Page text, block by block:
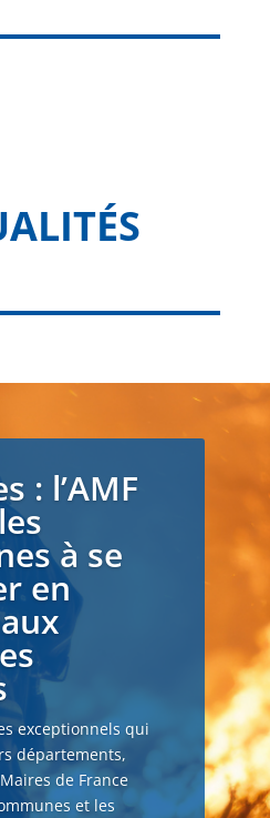
: l’AMF
à se
en
exceptionnels qui
départements,
de France
et les